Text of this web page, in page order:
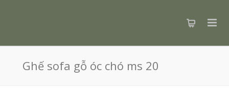
Ghế sofa gỗ óc chó ms 20